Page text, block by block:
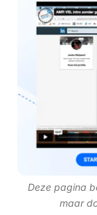
Deze pagina
maar